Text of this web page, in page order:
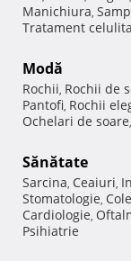
Manichiura,
Tratament celulita
Modă
Rochii, Rochii de
Pantofi, Rochii
Ochelari de soare,
Sănătate
Sarcina, Ceaiuri,
Stomatologie,
Cardiologie,
Psihiatrie